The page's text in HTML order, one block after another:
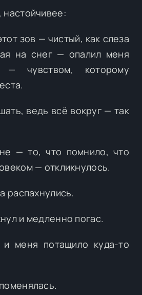
зов — чистый, как слеза
на снег — опалил меня
— чувством, которому
ведь всё вокруг — так
— то, что помнило, что
— откликнулось.
распахнулись.
и медленно погас.
и меня потащило куда-то